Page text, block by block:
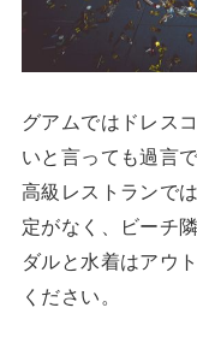
グアムではドレス
いと言っても過言
高級レストランで
定がなく、ビーチ
ダルと水着はアウ
ください。